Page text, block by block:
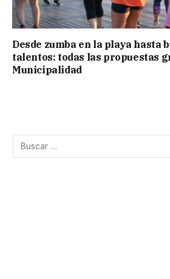
Desde zumba en la playa hasta
talentos: todas las propuestas
Municipalidad